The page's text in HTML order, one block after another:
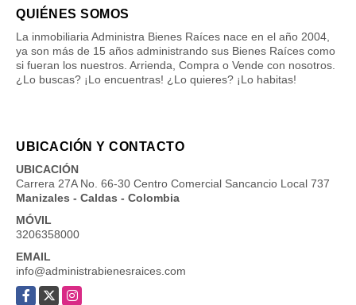
QUIÉNES SOMOS
La inmobiliaria Administra Bienes Raíces nace en el año 2004,
ya son más de 15 años administrando sus Bienes Raíces como
si fueran los nuestros. Arrienda, Compra o Vende con nosotros.
¿Lo buscas? ¡Lo encuentras! ¿Lo quieres? ¡Lo habitas!
UBICACIÓN Y CONTACTO
UBICACIÓN
Carrera 27A No. 66-30 Centro Comercial Sancancio Local 737
Manizales - Caldas - Colombia
MÓVIL
3206358000
EMAIL
info@administrabienesraices.com
Facebook
X Instagram